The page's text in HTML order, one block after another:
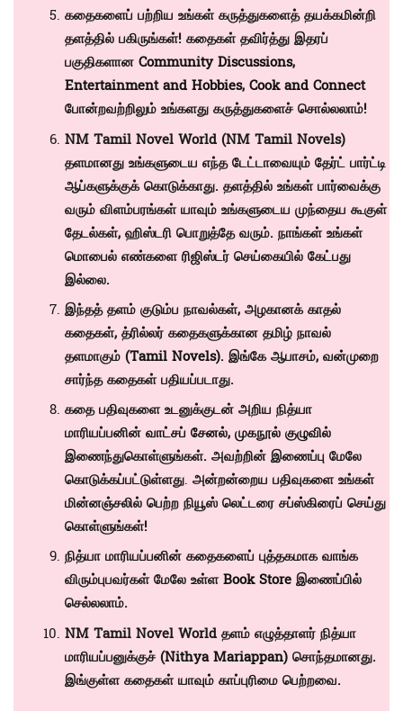
கதைகளைப் பற்றிய உங்கள் கருத்துகளைத் தயக்கமின்றி
தளத்தில் பகிருங்கள்! கதைகள் தவிர்த்து இதரப்
பகுதிகளானCommunity Discussions,
Entertainment and Hobbies,Cook and Connect
போன்றவற்றிலும் உங்களது கருத்துகளைச் சொல்லலாம்!
NM Tamil Novel World (NM Tamil Novels)
தளமானது உங்களுடைய எந்த டேட்டாவையும் தேர்ட் பார்ட்டி
ஆப்களுக்குக் கொடுக்காது. தளத்தில் உங்கள் பார்வைக்கு
வரும் விளம்பரங்கள் யாவும் உங்களுடைய முந்தைய கூகுள்
தேடல்கள், ஹிஸ்டரி பொறுத்தே வரும். நாங்கள் உங்கள்
மொபைல் எண்களை ரிஜிஸ்டர் செய்கையில் கேட்பது
இல்லை.
இந்தத் தளம் குடும்ப நாவல்கள், அழகானக் காதல்
கதைகள், த்ரில்லர் கதைகளுக்கான தமிழ் நாவல்
தளமாகும் (Tamil Novels). இங்கே ஆபாசம், வன்முறை
சார்ந்த கதைகள் பதியப்படாது.
கதை பதிவுகளை உடனுக்குடன் அறிய நித்யா
மாரியப்பனின்வாட்சப் சேனல்,முகநூல் குழுவில்
இணைந்துகொள்ளுங்கள். அவற்றின் இணைப்பு மேலே
கொடுக்கப்பட்டுள்ளது. அன்றன்றைய பதிவுகளை உங்கள்
மின்னஞ்சலில் பெற்ற நியூஸ் லெட்டரை சப்ஸ்கிரைப் செய்து
கொள்ளுங்கள்!
நித்யா மாரியப்பனின் கதைகளைப் புத்தகமாக வாங்க
விரும்புபவர்கள் மேலே உள்ளBook Storeஇணைப்பில்
செல்லலாம்.
NM Tamil Novel World தளம் எழுத்தாளர் நித்யா
மாரியப்பனுக்குச் (Nithya Mariappan)சொந்தமானது.
இங்குள்ள கதைகள் யாவும் காப்புரிமை பெற்றவை.